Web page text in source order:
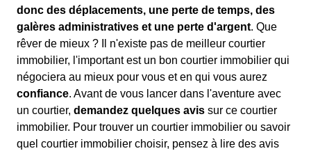
donc des déplacements, une perte de temps, des
galères administratives et une perte d'argent. Que
rêver de mieux ? Il n'existe pas de meilleur courtier
immobilier, l'important est un bon courtier immobilier qui
négociera au mieux pour vous et en qui vous aurez
confiance. Avant de vous lancer dans l'aventure avec
un courtier, demandez quelques avis sur ce courtier
immobilier. Pour trouver un courtier immobilier ou savoir
quel courtier immobilier choisir, pensez à lire des avis